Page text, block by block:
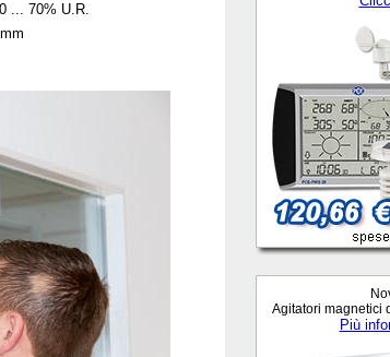
... 70% U.R.